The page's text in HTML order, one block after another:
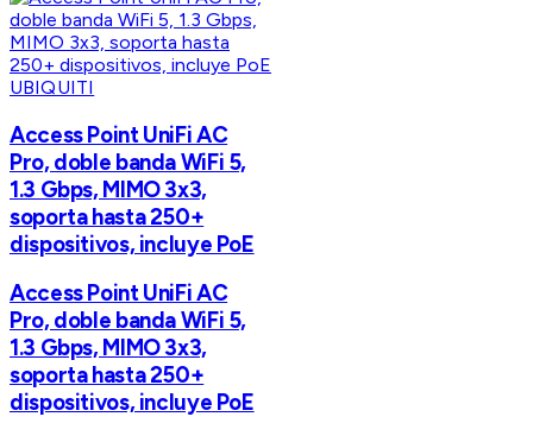
UBIQUITI
Access Point UniFi AC
Pro, doble banda WiFi 5,
1.3 Gbps, MIMO 3x3,
soporta hasta 250+
dispositivos, incluye PoE
Access Point UniFi AC
Pro, doble banda WiFi 5,
1.3 Gbps, MIMO 3x3,
soporta hasta 250+
dispositivos, incluye PoE